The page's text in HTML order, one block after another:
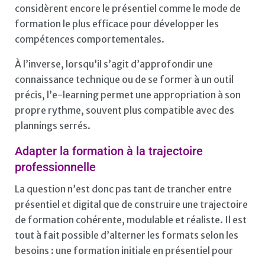
considèrent encore le présentiel comme le mode de
formation le plus efficace pour développer les
compétences comportementales.
À l’inverse, lorsqu’il s’agit d’approfondir une
connaissance technique ou de se former à un outil
précis, l’e-learning permet une appropriation à son
propre rythme, souvent plus compatible avec des
plannings serrés.
Adapter la formation à la trajectoire
professionnelle
La question n’est donc pas tant de trancher entre
présentiel et digital que de construire une trajectoire
de formation cohérente, modulable et réaliste. Il est
tout à fait possible d’alterner les formats selon les
besoins : une formation initiale en présentiel pour